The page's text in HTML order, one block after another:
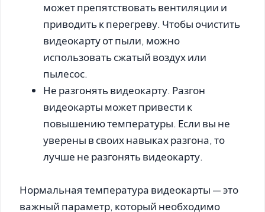
может препятствовать вентиляции и
приводить к перегреву. Чтобы очистить
видеокарту от пыли, можно
использовать сжатый воздух или
пылесос.
Не разгонять видеокарту. Разгон
видеокарты может привести к
повышению температуры. Если вы не
уверены в своих навыках разгона, то
лучше не разгонять видеокарту.
Нормальная температура видеокарты — это
важный параметр, который необходимо